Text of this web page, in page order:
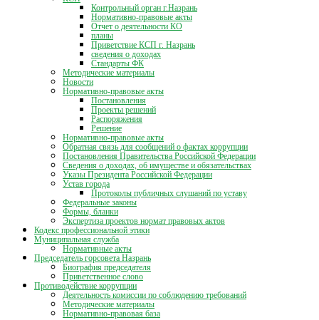
Контрольный орган г.Назрань
Нормативно-правовые акты
Отчет о деятельности КО
планы
Приветствие КСП г. Назрань
сведения о доходах
Стандарты ФК
Методические материалы
Новости
Нормативно-правовые акты
Постановления
Проекты решений
Распоряжения
Решение
Нормативно-правовые акты
Обратная связь для сообщений о фактах коррупции
Постановления Правительства Российской Федерации
Сведения о доходах, об имуществе и обязательствах
Указы Президента Российской Федерации
Устав города
Протоколы публичных слушаний по уставу
Федеральные законы
Формы, бланки
Экспертиза проектов нормат правовых актов
Кодекс профессиональной этики
Муниципальная служба
Нормативные акты
Председатель горсовета Назрань
Биография председателя
Приветственное слово
Противодействие коррупции
Деятельность комиссии по соблюдению требований
Методические материалы
Нормативно-правовая база